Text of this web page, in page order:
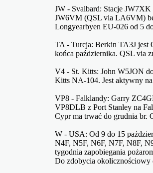
JW - Svalbard: Stacje
JW6VM (QSL via LA6VM)
Longyearbyen EU-026 od 5
TA - Turcja: Berkin TA3J jest
końca października. QSL via
V4 - St. Kitts: John W5JON
Kitts NA-104. Jest aktywny
VP8 - Falklandy: Garry
VP8DLB z Port Stanley na
Cypr ma trwać do grudnia br.
W - USA: Od 9 do 15
N4F, N5F, N6F, N7F, N8F,
tygodnia zapobiegania
Do zdobycia okolicznościowy